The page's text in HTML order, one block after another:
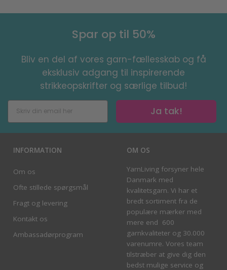
Spar op til 50%
Bliv en del af vores garn-fællesskab og få
eksklusiv adgang til inspirerende
strikkeopskrifter og særlige tilbud!
Ja tak!
INFORMATION
Om os
Ofte stillede spørgsmål
Fragt og levering
Kontakt os
Ambassadørprogram
OM OS
YarnLiving forsyner hele
Danmark med
kvalitetsgarn. Vi har et
bredt sortiment fra de
populære mærker med
mere end 600
garnkvaliteter og 30.000
varenumre. Vores team
tilstræber at give dig den
bedst mulige service og